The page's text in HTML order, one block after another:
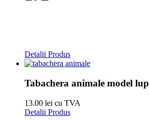
Detalii Produs
Tabachera animale model lup
13.00 lei cu TVA
Detalii Produs